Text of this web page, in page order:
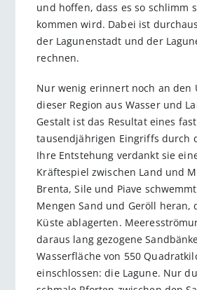
und hoffen, dass es so schlimm
kommen wird. Dabei ist
der Lagunenstadt und der
rechnen.
Nur wenig erinnert noch an den
dieser Region aus Wasser und
Gestalt ist das Resultat eines fast
tausendjährigen Eingriffs durch
Ihre Entstehung verdankt sie
Kräftespiel zwischen Land und
Brenta, Sile und Piave
Mengen Sand und Geröll heran,
Küste ablagerten.
daraus lang gezogene
Wasserfläche von 550
einschlossen: die Lagune. Nur